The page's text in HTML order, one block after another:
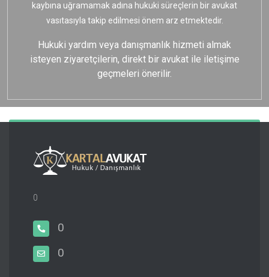
kaybına uğramamak adına hukuki süreçlerin bir avukat
vasıtasıyla takip edilmesi önem arz etmektedir.
Hukuki yardım veya danışmanlık hizmeti almak
isteyen ziyaretçilerin, direkt bir avukat ile iletişime
geçmeleri önerilir.
0
0
0